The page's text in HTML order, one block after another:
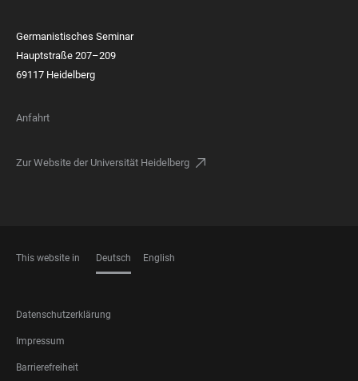
Germanistisches Seminar
Hauptstraße 207–209
69117 Heidelberg
Anfahrt
Zur Website der Universität Heidelberg
This website in Deutsch English
FOOTER
LEGAL
Datenschutzerklärung
Impressum
Barrierefreiheit